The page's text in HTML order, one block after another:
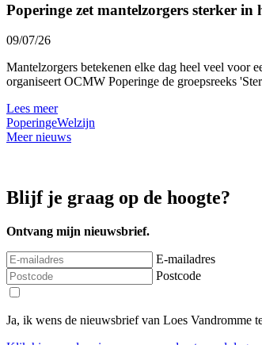
Poperinge zet mantelzorgers sterker in
09/07/26
Mantelzorgers betekenen elke dag heel veel voor
organiseert OCMW Poperinge de groepsreeks
Lees meer
PoperingeWelzijn
Meer nieuws
Blijf je graag op de hoogte?
Ontvang mijn nieuwsbrief.
E-mailadres
Postcode
Ja, ik wens de nieuwsbrief van Loes Vandromme